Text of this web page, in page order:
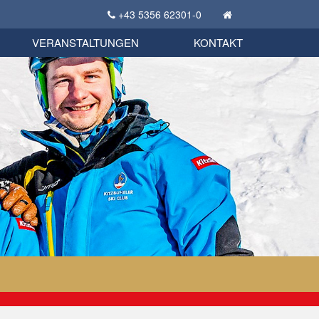
+43 5356 62301-0
KSC Sportgeschichte
Bekleidungsshop
VERANSTALTUNGEN KONTAKT